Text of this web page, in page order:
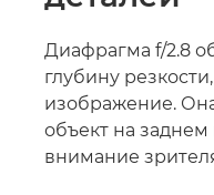
Диафрагма f/2.8
глубину
изображение.
объект на
внимание